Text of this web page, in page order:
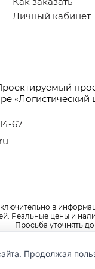
Личный кабинет
«Логистический
67
в
цены и
Просьба уточнять
Продолжая